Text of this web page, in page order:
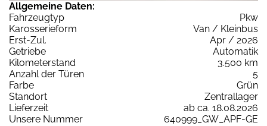
Allgemeine Daten:
Fahrzeugtyp
Pkw
Karosserieform
Van / Kleinbus
Erst-Zul.
Apr / 2026
Getriebe
Automatik
Kilometerstand
3.500 km
Anzahl der Türen
5
Farbe
Grün
Standort
Zentrallager
Lieferzeit
ab ca. 18.08.2026
Unsere Nummer
640999_GW_APF-GE